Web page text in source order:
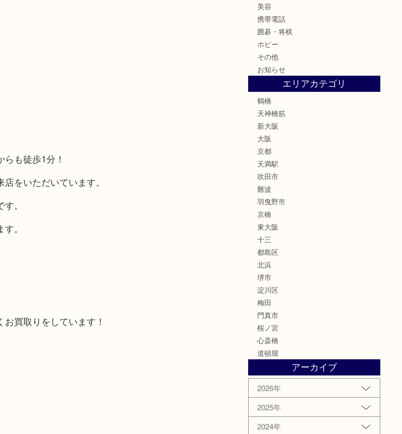
も徒歩1分！
をいただいています。
。
。
買取りをしています！
美容
携帯電話
囲碁・将棋
ホビー
その他
お知らせ
エリアカテゴリ
鶴橋
天神橋筋
新大阪
大阪
京都
天満駅
吹田市
難波
羽曳野市
京橋
東大阪
十三
都島区
北浜
堺市
淀川区
梅田
門真市
桜ノ宮
心斎橋
道頓堀
アーカイブ
2026年
2025年
2024年